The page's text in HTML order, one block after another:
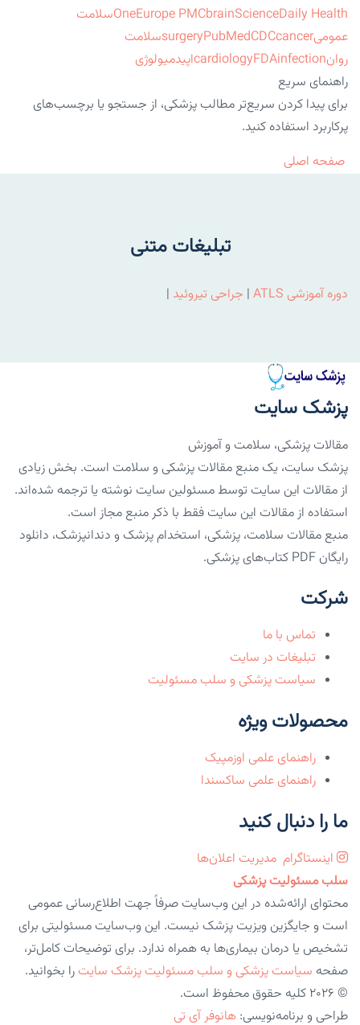
OneEurope PMCbrainScienceDaily Health
سلامت
عمومی
surgeryPubMedCDCcancer
سلامت
روان
cardiologyFDAinfection
اپیدمیولوژی
راهنمای سریع
برای پیدا کردن سریع‌تر مطالب پزشکی، از جستجو یا برچسب‌های
پرکاربرد استفاده کنید.
صفحه اصلی
تبلیغات متنی
دوره آموزشی ATLS | جراحی تیروئید |
پزشک سایت
مقالات پزشکی، سلامت و آموزش
پزشک سایت، یک منبع مقالات پزشکی و سلامت است. بخش زیادی
از مقالات این سایت توسط مسئولین سایت نوشته یا ترجمه شده‌اند.
استفاده از مقالات این سایت فقط با ذکر منبع مجاز است.
منبع مقالات سلامت، پزشکی، استخدام پزشک و دندانپزشک، دانلود
رایگان PDF کتاب‌های پزشکی.
شرکت
تماس با ما
تبلیغات در سایت
سیاست پزشکی و سلب مسئولیت
محصولات ویژه
راهنمای علمی اوزمپیک
راهنمای علمی ساکسندا
ما را دنبال کنید
اینستاگرام مدیریت اعلان‌ها
سلب مسئولیت پزشکی
محتوای ارائه‌شده در این وب‌سایت صرفاً جهت اطلاع‌رسانی عمومی
است و جایگزین ویزیت پزشک نیست. این وب‌سایت مسئولیتی برای
تشخیص یا درمان بیماری‌ها به همراه ندارد. برای توضیحات کامل‌تر،
صفحه سیاست پزشکی و سلب مسئولیت پزشک سایت را بخوانید.
© 2026 کلیه حقوق محفوظ است.
طراحی و برنامه‌نویسی: هانوفر آی تی